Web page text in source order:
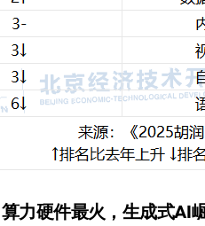
力硬件最火，生成式AI